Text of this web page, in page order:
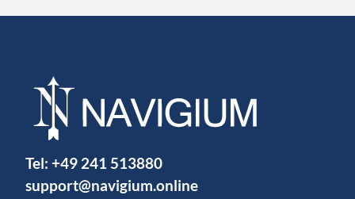
Tel: +49 241 513880
support@navigium.online